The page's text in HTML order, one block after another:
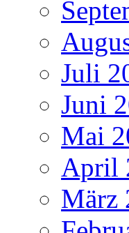
Juli
Juni
Mai
April
März